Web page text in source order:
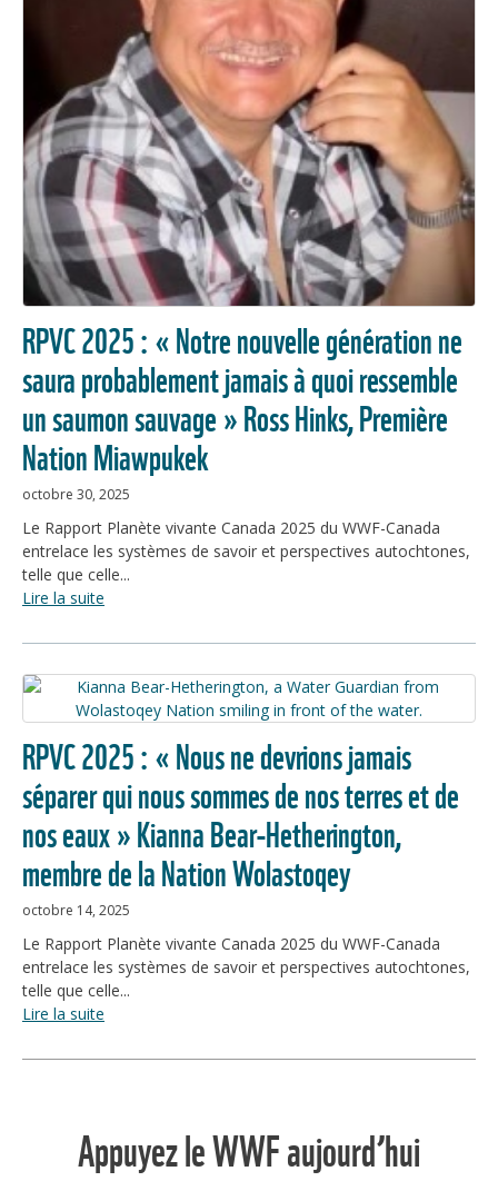
RPVC 2025 : « Notre nouvelle génération ne
saura probablement jamais à quoi ressemble
un saumon sauvage » Ross Hinks, Première
Nation Miawpukek
octobre 30, 2025
Le Rapport Planète vivante Canada 2025 du WWF-Canada
entrelace les systèmes de savoir et perspectives autochtones,
telle que celle...
Lire la suite
RPVC 2025 : « Nous ne devrions jamais
séparer qui nous sommes de nos terres et de
nos eaux » Kianna Bear-Hetherington,
membre de la Nation Wolastoqey
octobre 14, 2025
Le Rapport Planète vivante Canada 2025 du WWF-Canada
entrelace les systèmes de savoir et perspectives autochtones,
telle que celle...
Lire la suite
Appuyez le WWF aujourd’hui